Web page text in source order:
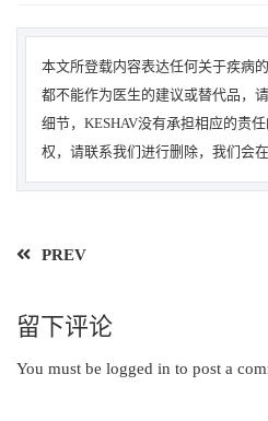
本文所登载内容表达任何关于疾病
都不能作为医生的建议或替代品，
细节，KESHAV没有承担相应的责
权，请联系我们进行删除，我们会
PREV
留下评论
You must be logged in to post a